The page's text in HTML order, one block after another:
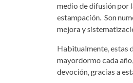
medio de difusión por
estampación. Son
mejora y
Habitualmente, estas
mayordormo cada
devoción, gracias a